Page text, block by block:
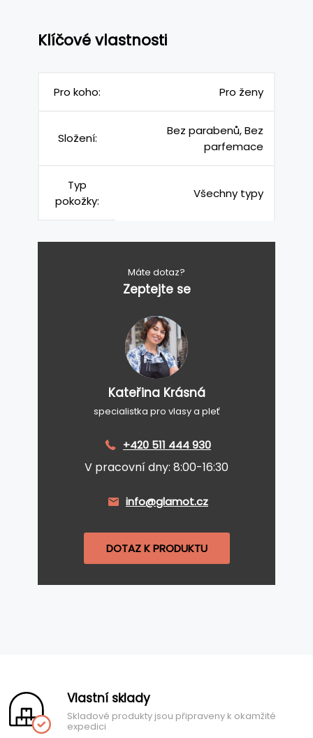
Klíčové vlastnosti
Pro koho: Pro ženy
Složení:
Bez parabenů, Bez
parfemace
Typ
pokožky:
Všechny typy
Máte dotaz?
Zeptejte se
Kateřina Krásná
specialistka pro vlasy a pleť
+420 511 444 930
V pracovní dny: 8:00-16:30
info@glamot.cz
DOTAZ K PRODUKTU
Vlastní sklady
Skladové produkty jsou připraveny k okamžité
expedici